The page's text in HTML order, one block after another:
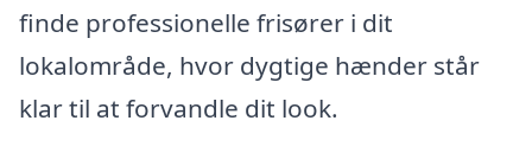
finde professionelle frisører i dit
lokalområde, hvor dygtige hænder står
klar til at forvandle dit look.